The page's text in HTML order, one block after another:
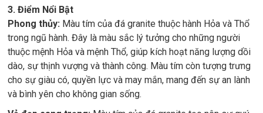
3. Điểm Nổi Bật
Phong thủy: Màu tím của đá granite thuộc hành Hỏa và Thổ
trong ngũ hành. Đây là màu sắc lý tưởng cho những người
thuộc mệnh Hỏa và mệnh Thổ, giúp kích hoạt năng lượng dồi
dào, sự thịnh vượng và thành công. Màu tím còn tượng trưng
cho sự giàu có, quyền lực và may mắn, mang đến sự an lành
và bình yên cho không gian sống.